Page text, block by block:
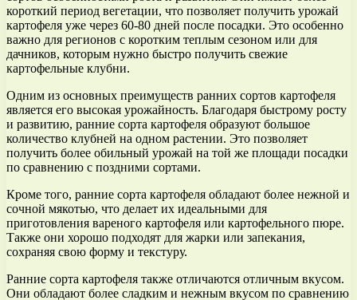
короткий период вегетации, что позволяет получить урожай
картофеля уже через 60-80 дней после посадки. Это особенно
важно для регионов с коротким теплым сезоном или для
дачников, которым нужно быстро получить свежие
картофельные клубни.
Одним из основных преимуществ ранних сортов картофеля
является его высокая урожайность. Благодаря быстрому росту
и развитию, ранние сорта картофеля образуют большое
количество клубней на одном растении. Это позволяет
получить более обильный урожай на той же площади посадки
по сравнению с поздними сортами.
Кроме того, ранние сорта картофеля обладают более нежной и
сочной мякотью, что делает их идеальными для
приготовления вареного картофеля или картофельного пюре.
Также они хорошо подходят для жарки или запекания,
сохраняя свою форму и текстуру.
Ранние сорта картофеля также отличаются отличным вкусом.
Они обладают более сладким и нежным вкусом по сравнению